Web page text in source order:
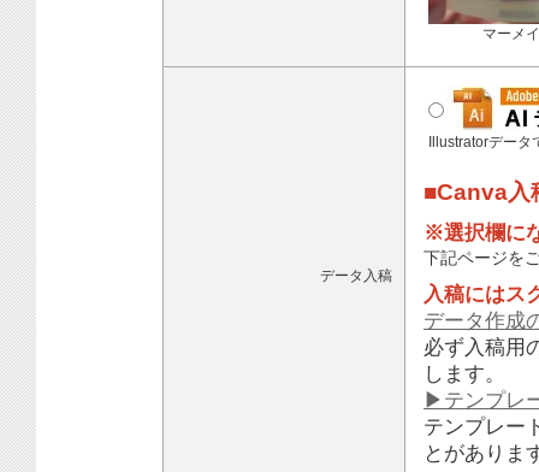
マーメ
データ入稿
Illustratorデータ
■Canva入
※選択欄に
下記ページを
入稿にはス
データ作成
必ず入稿用
します。
▶テンプレ
テンプレー
とがありま